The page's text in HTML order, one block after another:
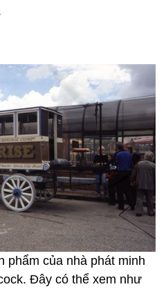
phẩm của nhà phát minh
Đây có thể xem như